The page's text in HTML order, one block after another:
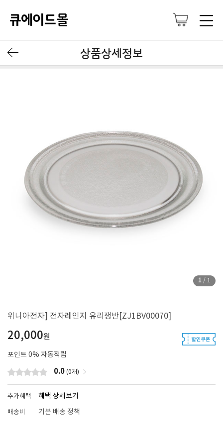
상품상세정보
1 / 1
위니아전자] 전자레인지 유리쟁반[ZJ1BV00070]
20,000원
포인트 0% 자동적립
0.0 (0개)
추가혜택 혜택 상세보기
배송비 기본 배송 정책